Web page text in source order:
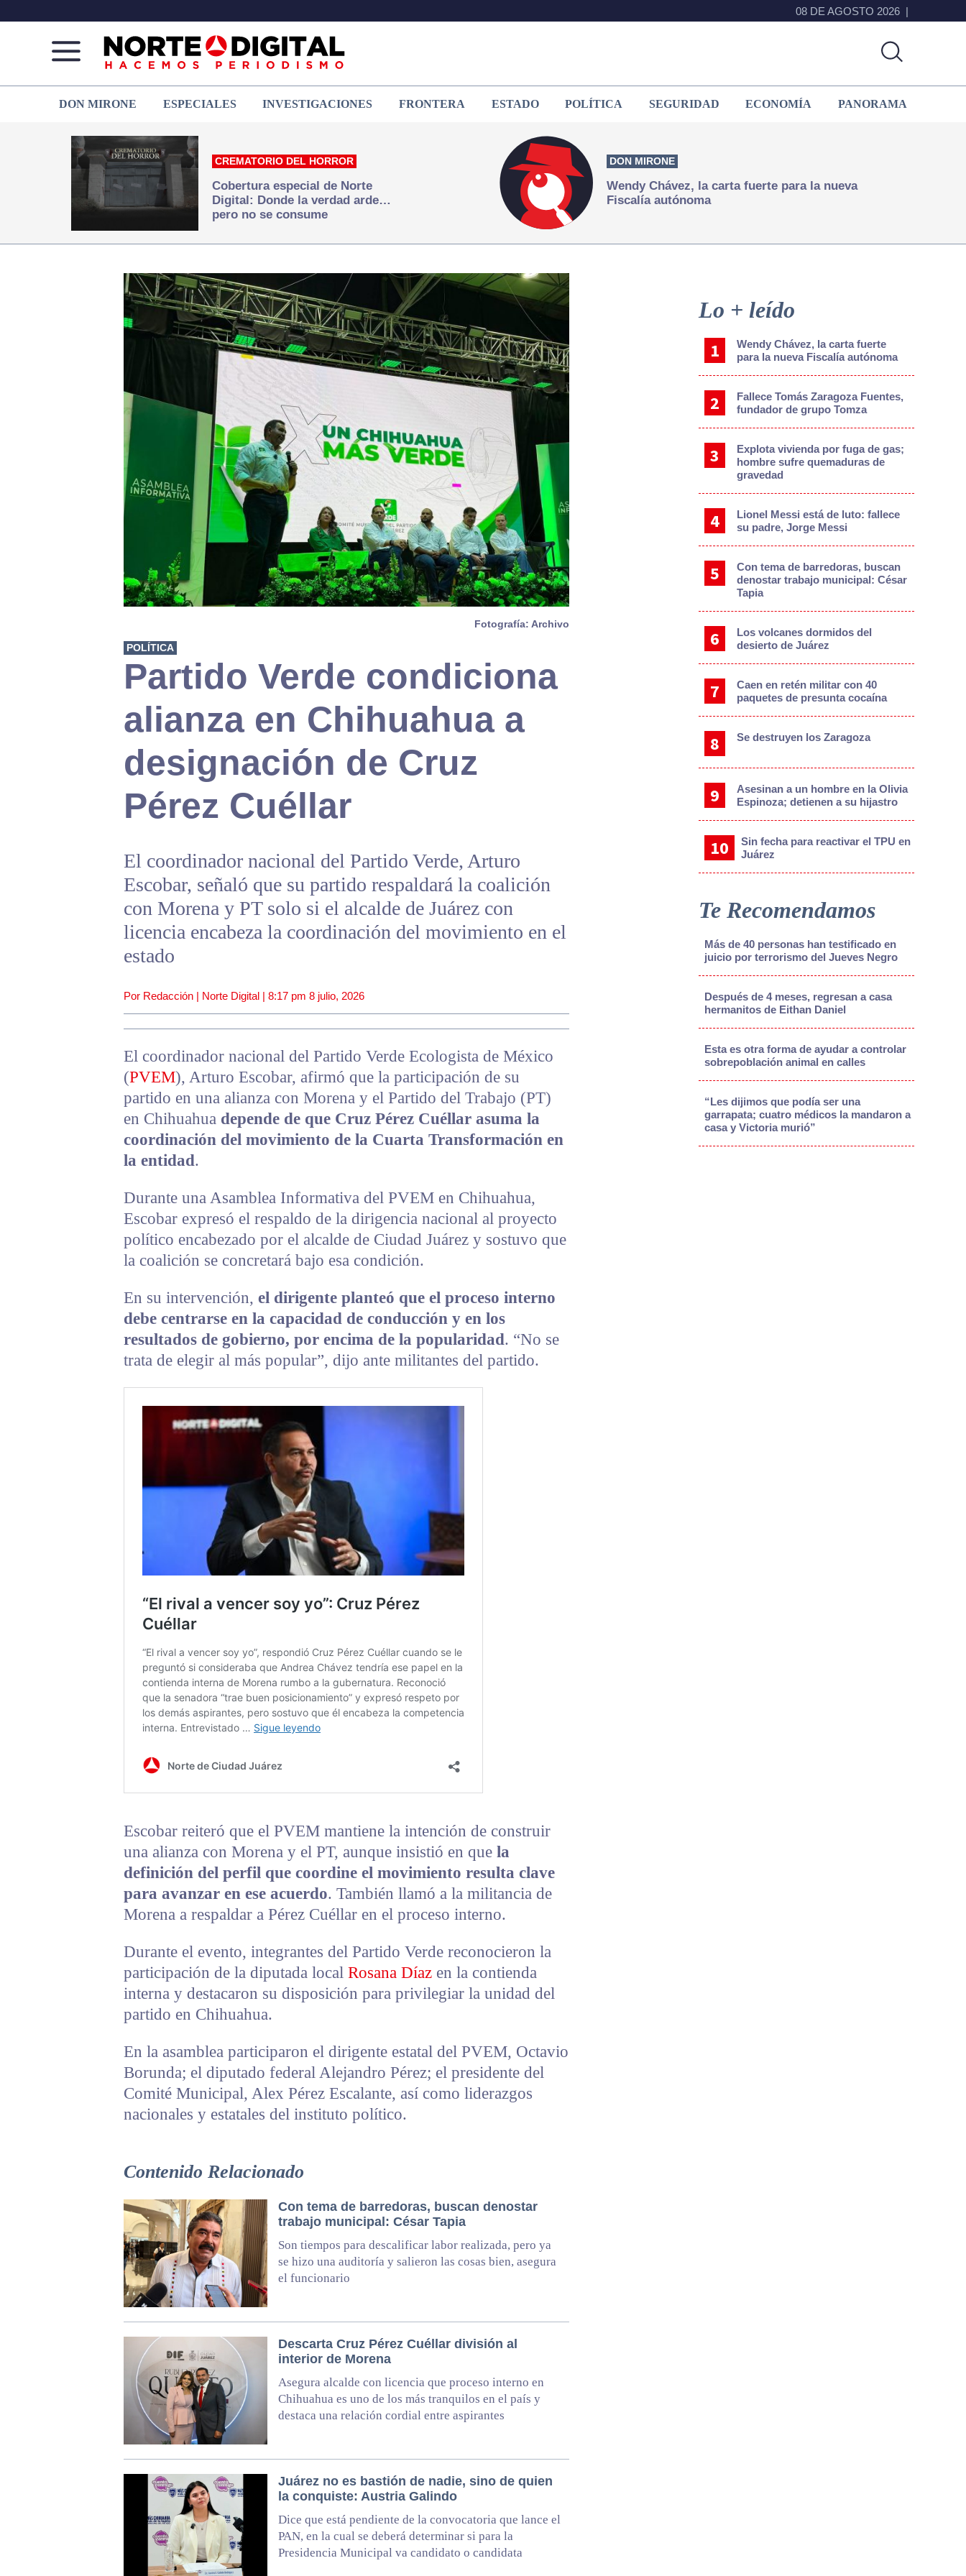
08 DE AGOSTO 2026
de
Juárez
que
hacemos periodismo
DON MIRONE ESPECIALES INVESTIGACIONES FRONTERA ESTADO POLÍTICA SEGURIDAD ECONOMÍA PANORAMA
CREMATORIO DEL HORROR
Cobertura especial de Norte
Digital: Donde la verdad arde…
pero no se consume
DON MIRONE
Wendy Chávez, la carta fuerte para la nueva
Fiscalía autónoma
Fotografía: Archivo
POLÍTICA
Partido Verde condiciona
alianza en Chihuahua a
designación de Cruz
Pérez Cuéllar
El coordinador nacional del Partido Verde, Arturo
Escobar, señaló que su partido respaldará la coalición
con Morena y PT solo si el alcalde de Juárez con
licencia encabeza la coordinación del movimiento en el
estado
Por Redacción | Norte Digital | 8:17 pm 8 julio, 2026
El coordinador nacional del Partido Verde Ecologista de México
(PVEM), Arturo Escobar, afirmó que la participación de su
partido en una alianza con Morena y el Partido del Trabajo (PT)
en Chihuahua depende de que Cruz Pérez Cuéllar asuma la
coordinación del movimiento de la Cuarta Transformación en
la entidad.
Durante una Asamblea Informativa del PVEM en Chihuahua,
Escobar expresó el respaldo de la dirigencia nacional al proyecto
político encabezado por el alcalde de Ciudad Juárez y sostuvo que
la coalición se concretará bajo esa condición.
En su intervención, el dirigente planteó que el proceso interno
debe centrarse en la capacidad de conducción y en los
resultados de gobierno, por encima de la popularidad. “No se
trata de elegir al más popular”, dijo ante militantes del partido.
Escobar reiteró que el PVEM mantiene la intención de construir
una alianza con Morena y el PT, aunque insistió en que la
definición del perfil que coordine el movimiento resulta clave
para avanzar en ese acuerdo. También llamó a la militancia de
Morena a respaldar a Pérez Cuéllar en el proceso interno.
Durante el evento, integrantes del Partido Verde reconocieron la
participación de la diputada local Rosana Díaz en la contienda
interna y destacaron su disposición para privilegiar la unidad del
partido en Chihuahua.
En la asamblea participaron el dirigente estatal del PVEM, Octavio
Borunda; el diputado federal Alejandro Pérez; el presidente del
Comité Municipal, Alex Pérez Escalante, así como liderazgos
nacionales y estatales del instituto político.
Contenido Relacionado
Con tema de barredoras, buscan denostar
trabajo municipal: César Tapia
Son tiempos para descalificar labor realizada, pero ya
se hizo una auditoría y salieron las cosas bien, asegura
el funcionario
Descarta Cruz Pérez Cuéllar división al
interior de Morena
Asegura alcalde con licencia que proceso interno en
Chihuahua es uno de los más tranquilos en el país y
destaca una relación cordial entre aspirantes
Juárez no es bastión de nadie, sino de quien
la conquiste: Austria Galindo
Dice que está pendiente de la convocatoria que lance el
PAN, en la cual se deberá determinar si para la
Presidencia Municipal va candidato o candidata
Sidebar
Lo + leído
Wendy Chávez, la carta fuerte
para la nueva Fiscalía autónoma
Fallece Tomás Zaragoza Fuentes,
fundador de grupo Tomza
Explota vivienda por fuga de gas;
hombre sufre quemaduras de
gravedad
Lionel Messi está de luto: fallece
su padre, Jorge Messi
Con tema de barredoras, buscan
denostar trabajo municipal: César
Tapia
Los volcanes dormidos del
desierto de Juárez
Caen en retén militar con 40
paquetes de presunta cocaína
Se destruyen los Zaragoza
Asesinan a un hombre en la Olivia
Espinoza; detienen a su hijastro
Sin fecha para reactivar el TPU en
Juárez
Te Recomendamos
Más de 40 personas han testificado en
juicio por terrorismo del Jueves Negro
Después de 4 meses, regresan a casa
hermanitos de Eithan Daniel
Esta es otra forma de ayudar a controlar
sobrepoblación animal en calles
“Les dijimos que podía ser una
garrapata; cuatro médicos la mandaron a
casa y Victoria murió”